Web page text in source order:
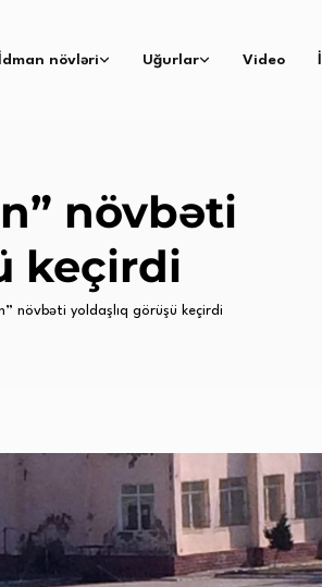
İdman növləri Uğurlar Video
növbəti
keçirdi
növbəti yoldaşlıq görüşü keçirdi